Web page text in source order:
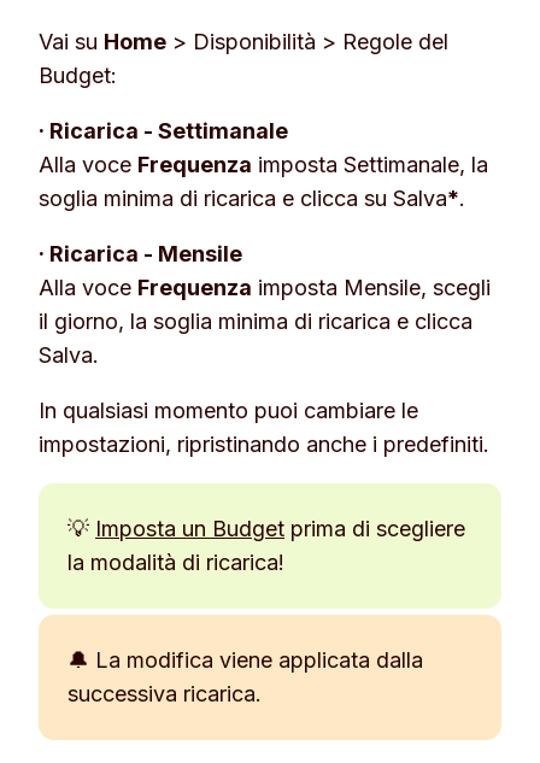
Vai su Home > Disponibilità > Regole del
Budget:
· Ricarica - Settimanale
Alla voce Frequenza imposta Settimanale, la
soglia minima di ricarica e clicca su Salva*.
· Ricarica - Mensile
Alla voce Frequenza imposta Mensile, scegli
il giorno, la soglia minima di ricarica e clicca
Salva.
In qualsiasi momento puoi cambiare le
impostazioni, ripristinando anche i predefiniti.
💡 Imposta un Budget prima di scegliere
la modalità di ricarica!
🔔 La modifica viene applicata dalla
successiva ricarica.